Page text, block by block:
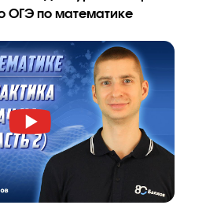
!
группе, изначально